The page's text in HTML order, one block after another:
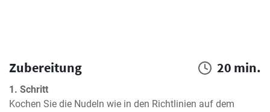
Zubereitung 20 min.
1. Schritt
Kochen Sie die Nudeln wie in den Richtlinien auf dem